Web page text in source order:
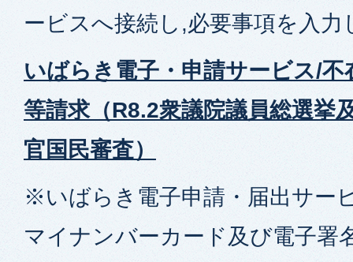
ービスへ接続し,必要事項を入
いばらき電子・申請サービス/不
等請求（R8.2衆議院議員総選挙
官国民審査）
※いばらき電子申請・届出サー
マイナンバーカード及び電子署